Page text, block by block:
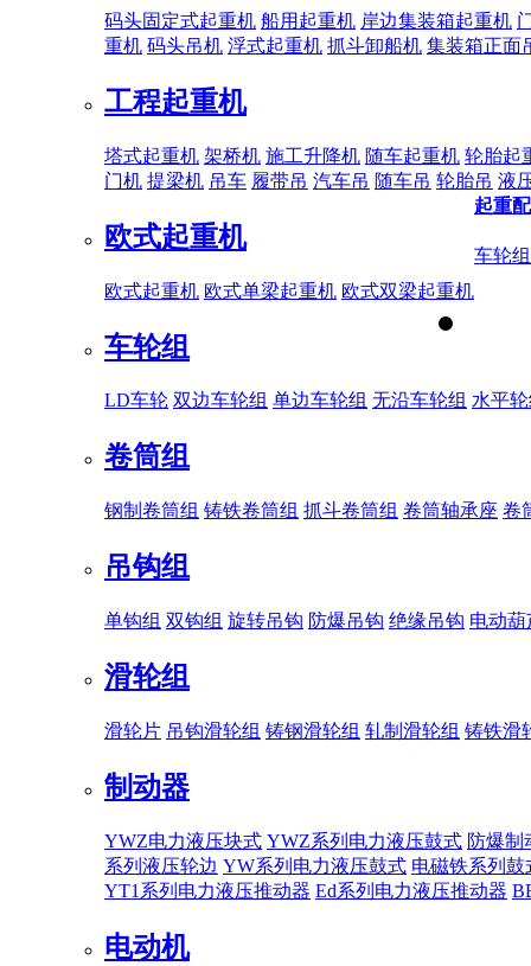
码头固定式起重机 船用起重机 岸边集装箱起重机
重机 码头吊机 浮式起重机 抓斗卸船机 集装箱正面
工程起重机
塔式起重机 架桥机 施工升降机 随车起重机 轮胎起
门机 提梁机 吊车 履带吊 汽车吊 随车吊 轮胎吊 液
欧式起重机
欧式起重机 欧式单梁起重机 欧式双梁起重机
起重
车轮组
车轮组
LD车轮 双边车轮组 单边车轮组 无沿车轮组 水平
卷筒组
钢制卷筒组 铸铁卷筒组 抓斗卷筒组 卷筒轴承座 卷
吊钩组
单钩组 双钩组 旋转吊钩 防爆吊钩 绝缘吊钩 电动
滑轮组
滑轮片 吊钩滑轮组 铸钢滑轮组 轧制滑轮组 铸铁滑
制动器
YWZ电力液压块式 YWZ系列电力液压鼓式 防爆制
系列液压轮边 YW系列电力液压鼓式 电磁铁系列鼓
YT1系列电力液压推动器 Ed系列电力液压推动器
电动机